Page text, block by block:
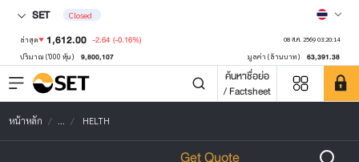
SET Closed
ล่าสุด 1,612.00 -2.64 (-0.16%) 08 ส.ค. 2569 03:20:14
ปริมาณ ('000 หุ้น) 9,800,107 มูลค่า (ล้านบาท) 63,391.38
ค้นหาชื่อย่อ
/ Factsheet
หน้าหลัก ... HELTH